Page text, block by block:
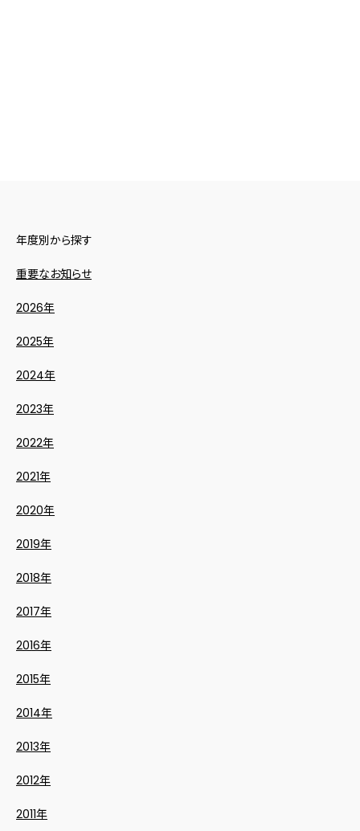
年度別から探す
重要なお知らせ
2026年
2025年
2024年
2023年
2022年
2021年
2020年
2019年
2018年
2017年
2016年
2015年
2014年
2013年
2012年
2011年